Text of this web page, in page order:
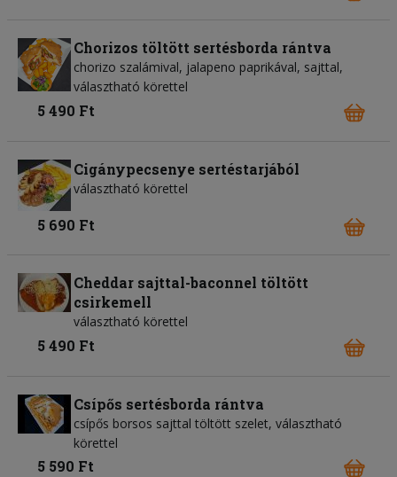
Chorizos töltött sertésborda rántva
chorizo szalámival, jalapeno paprikával, sajttal,
választható körettel
5 490 Ft
Cigánypecsenye sertéstarjából
választható körettel
5 690 Ft
Cheddar sajttal-baconnel töltött
csirkemell
választható körettel
5 490 Ft
Csípős sertésborda rántva
csípős borsos sajttal töltött szelet, választható
körettel
5 590 Ft